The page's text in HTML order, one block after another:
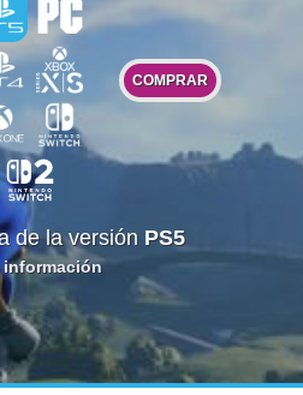
COMPRAR
de la versión PS5
información